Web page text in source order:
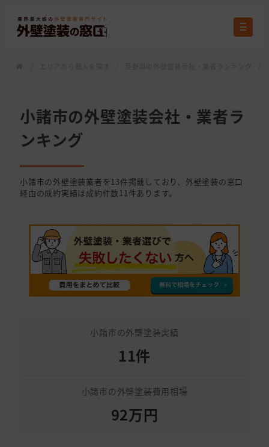
小諸市の外壁塗装会社・業者ラ
ンキング
小諸市の外壁塗装業者を13件掲載しており、外壁塗装の窓口
経由の成約実績は成約件数11件あります。
小諸市の外壁塗装実績
11件
小諸市の外壁塗装費用相場
92万円